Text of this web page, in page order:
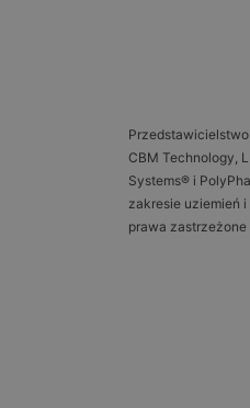
CBM Technology,
Systems® i
zakresie uziemień
prawa